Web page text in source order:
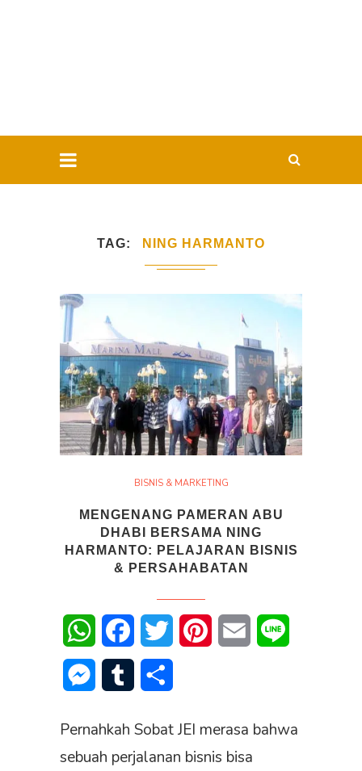
TAG NING HARMANTO
BISNIS & MARKETING
MENGENANG PAMERAN ABU
DHABI BERSAMA NING
HARMANTO: PELAJARAN BISNIS
& PERSAHABATAN
WhatsAppFacebookTwitter PinterestEmail
Messenger
Tumblr
Pernahkah Sobat JEI merasa bahwa
sebuah perjalanan bisnis bisa